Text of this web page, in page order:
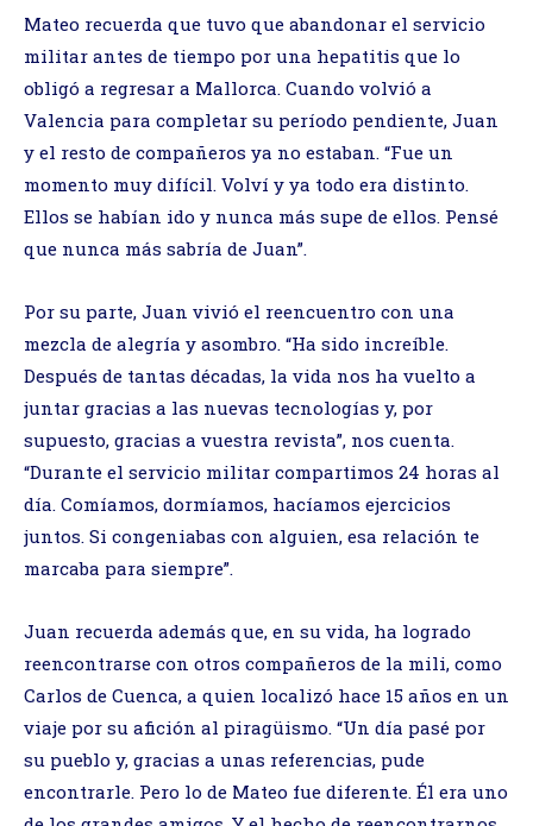
Mateo recuerda que tuvo que abandonar el servicio
militar antes de tiempo por una hepatitis que lo
obligó a regresar a Mallorca. Cuando volvió a
Valencia para completar su período pendiente, Juan
y el resto de compañeros ya no estaban. “Fue un
momento muy difícil. Volví y ya todo era distinto.
Ellos se habían ido y nunca más supe de ellos. Pensé
que nunca más sabría de Juan”.
Por su parte, Juan vivió el reencuentro con una
mezcla de alegría y asombro. “Ha sido increíble.
Después de tantas décadas, la vida nos ha vuelto a
juntar gracias a las nuevas tecnologías y, por
supuesto, gracias a vuestra revista”, nos cuenta.
“Durante el servicio militar compartimos 24 horas al
día. Comíamos, dormíamos, hacíamos ejercicios
juntos. Si congeniabas con alguien, esa relación te
marcaba para siempre”.
Juan recuerda además que, en su vida, ha logrado
reencontrarse con otros compañeros de la mili, como
Carlos de Cuenca, a quien localizó hace 15 años en un
viaje por su afición al piragüismo. “Un día pasé por
su pueblo y, gracias a unas referencias, pude
encontrarle. Pero lo de Mateo fue diferente. Él era uno